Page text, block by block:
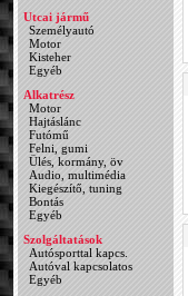
Utcai jármű
Személyautó
Motor
Kisteher
Egyéb
Alkatrész
Motor
Hajtáslánc
Futómű
Felni, gumi
Ülés, kormány, öv
Audio, multimédia
Kiegészítő, tuning
Bontás
Egyéb
Szolgáltatások
Autósporttal kapcs.
Autóval kapcsolatos
Egyéb